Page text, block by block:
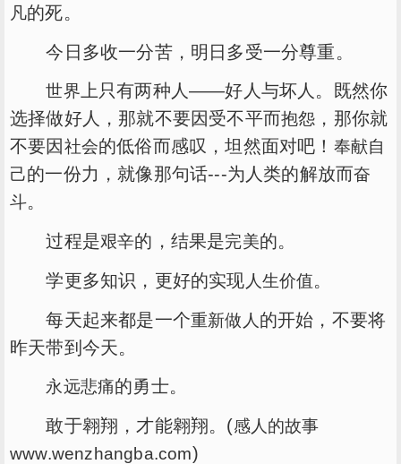
凡的死。
今日多收一分苦，明日多受一分尊重。
世界 上只有两种人——好人与坏人。既然你
选择做好人，那就不要因受不平而抱怨 ，那你就
不要因社会的低俗而感叹，坦然面对吧！ 奉献自
己的一份力，就像那句话---为人类的解放而奋
斗。
过程是艰辛的，结果是完美的。
学更多知识，更好的实现 人生价值。
每天起来都是一个重新做人 的开始，不要将
昨天带到今天。
永远悲痛的勇士。
敢于翱翔，才能翱翔。(感人的故事
www.wenzhangba.com)